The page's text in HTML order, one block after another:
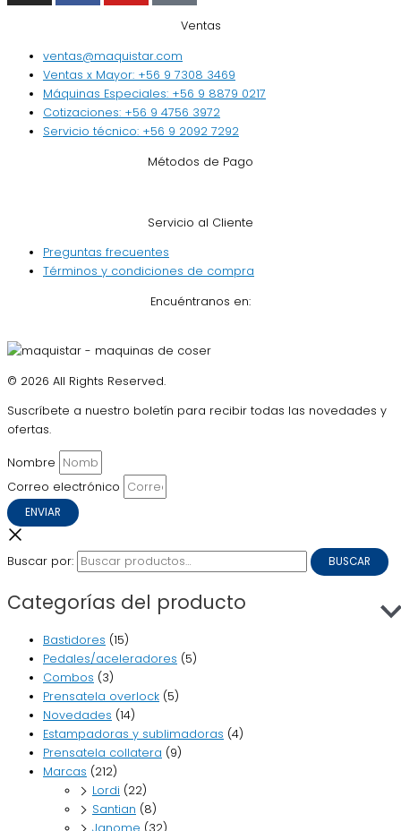
Ventas
ventas@maquistar.com
Ventas x Mayor: +56 9 7308 3469
Máquinas Especiales: +56 9 8879 0217
Cotizaciones: +56 9 4756 3972
Servicio técnico: +56 9 2092 7292
Métodos de Pago
Servicio al Cliente
Preguntas frecuentes
Términos y condiciones de compra
Encuéntranos en:
© 2026 All Rights Reserved.
Suscríbete a nuestro boletín para recibir todas las novedades y
ofertas.
Nombre
Correo electrónico
ENVIAR
Buscar por: BUSCAR
Categorías del producto
Bastidores (15)
Pedales/aceleradores (5)
Combos (3)
Prensatela overlock (5)
Novedades (14)
Estampadoras y sublimadoras (4)
Prensatela collatera (9)
Marcas (212)
Lordi (22)
Santian (8)
Janome (32)